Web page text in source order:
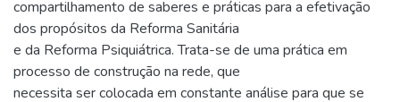
compartilhamento de saberes e práticas para a efetivação
dos propósitos da Reforma Sanitária
e da Reforma Psiquiátrica. Trata-se de uma prática em
processo de construção na rede, que
necessita ser colocada em constante análise para que se